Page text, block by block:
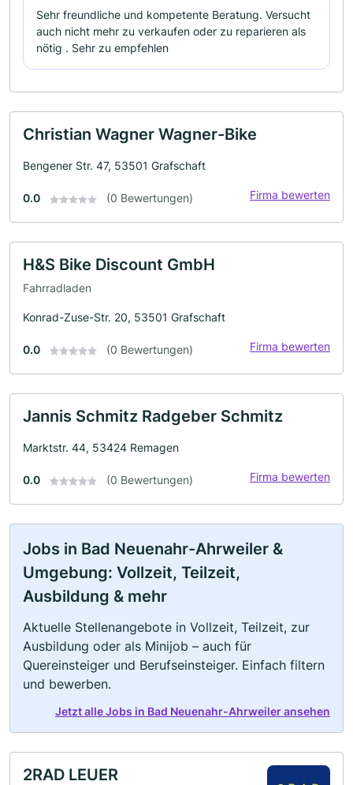
Sehr freundliche und kompetente Beratung. Versucht
auch nicht mehr zu verkaufen oder zu reparieren als
nötig . Sehr zu empfehlen
Christian Wagner Wagner-Bike
Bengener Str. 47, 53501 Grafschaft
0.0 (0 Bewertungen) Firma bewerten
H&S Bike Discount GmbH
Fahrradladen
Konrad-Zuse-Str. 20, 53501 Grafschaft
0.0 (0 Bewertungen) Firma bewerten
Jannis Schmitz Radgeber Schmitz
Marktstr. 44, 53424 Remagen
0.0 (0 Bewertungen) Firma bewerten
Jobs in Bad Neuenahr-Ahrweiler &
Umgebung: Vollzeit, Teilzeit,
Ausbildung & mehr
Aktuelle Stellenangebote in Vollzeit, Teilzeit, zur
Ausbildung oder als Minijob – auch für
Quereinsteiger und Berufseinsteiger. Einfach filtern
und bewerben.
Jetzt alle Jobs in Bad Neuenahr-Ahrweiler ansehen
2RAD LEUER